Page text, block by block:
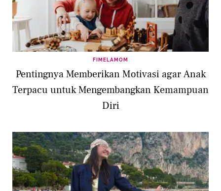
FIMELAMOM
Pentingnya Memberikan Motivasi agar Anak
Terpacu untuk Mengembangkan Kemampuan
Diri